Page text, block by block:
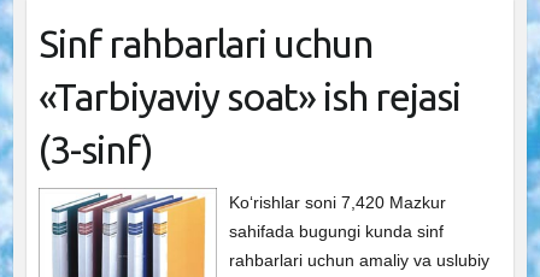
Sinf rahbarlari uchun
«Tarbiyaviy soat» ish rejasi
(3-sinf)
Ko‘rishlar soni 7,420 Mazkur
sahifada bugungi kunda sinf
rahbarlari uchun amaliy va uslubiy